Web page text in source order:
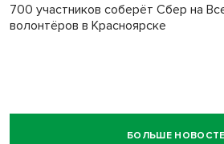
700 участников соберёт Сбер на
волонтёров в Красноярске
БОЛЬШЕ